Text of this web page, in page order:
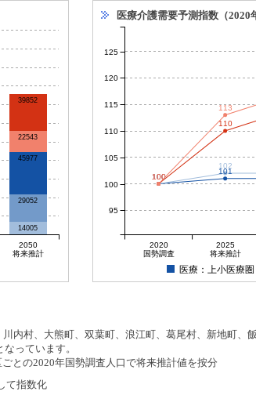
14005
29052
45977
22543
39852
2050
将来推計
医療介護需要予測指数（2020
100
101
100
102
100
110
100
113
2020
国勢調査
2025
将来推計
95
100
105
110
115
120
125
医療：上小医療圏
村、大熊町、双葉町、浪江町、葛尾村、新地町
っています。
との2020年国勢調査人口で将来推計値を按分
て指数化